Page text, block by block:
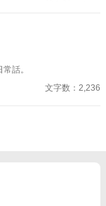
話。
文字数：2,236